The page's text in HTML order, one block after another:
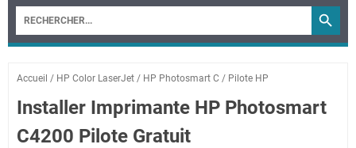
Accueil / HP Color LaserJet / HP Photosmart C / Pilote HP
Installer Imprimante HP Photosmart
C4200 Pilote Gratuit